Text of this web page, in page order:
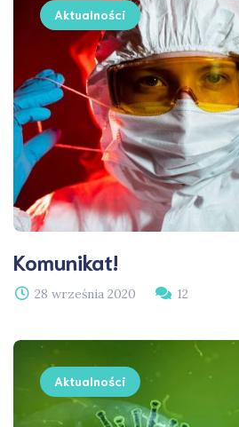
Aktualności
Komunikat!
28 września 2020 12
Aktualności